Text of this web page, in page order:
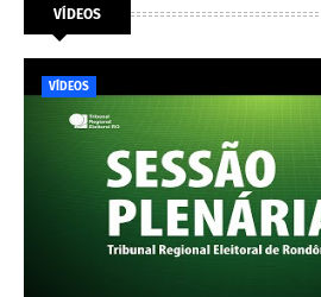
VÍDEOS
VÍDEOS